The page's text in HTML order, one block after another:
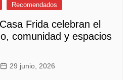
Recomendados
Frida celebran el
comunidad y espacios
29 junio, 2026